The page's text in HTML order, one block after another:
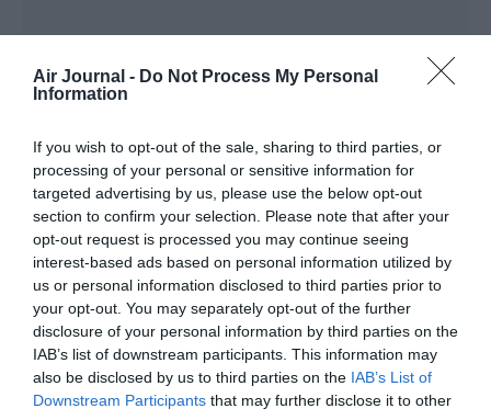
Air Journal - Do Not Process My Personal
Information
If you wish to opt-out of the sale, sharing to third parties, or
processing of your personal or sensitive information for
targeted advertising by us, please use the below opt-out
section to confirm your selection. Please note that after your
opt-out request is processed you may continue seeing
interest-based ads based on personal information utilized by
us or personal information disclosed to third parties prior to
your opt-out. You may separately opt-out of the further
disclosure of your personal information by third parties on the
IAB’s list of downstream participants. This information may
also be disclosed by us to third parties on the IAB’s List of
Downstream Participants that may further disclose it to other
Philipa commenté :
courtois et accueillant et efficace…ADP devrait investir dans
la formation de son petsonnel.
Les tenues ne changeront pas l inefficacité des employés…
min
Ne pas confondre le personnel de l’aéroport de
celui des compagnies!